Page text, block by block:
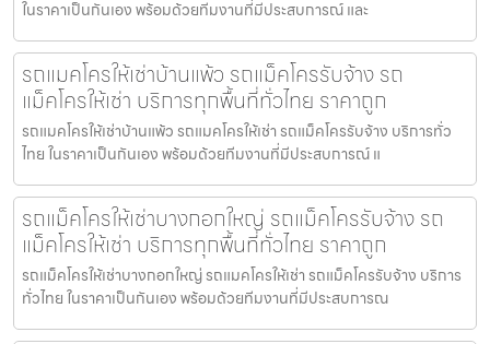
ในราคาเป็นกันเอง พร้อมด้วยทีมงานที่มีประสบการณ์ และ
รถแมคโครให้เช่าบ้านแพ้ว รถแม็คโครรับจ้าง รถ
แม็คโครให้เช่า บริการทุกพื้นที่ทั่วไทย ราคาถูก
รถแมคโครให้เช่าบ้านแพ้ว รถแมคโครให้เช่า รถแม็คโครรับจ้าง บริการทั่ว
ไทย ในราคาเป็นกันเอง พร้อมด้วยทีมงานที่มีประสบการณ์ แ
รถแม็คโครให้เช่าบางกอกใหญ่ รถแม็คโครรับจ้าง รถ
แม็คโครให้เช่า บริการทุกพื้นที่ทั่วไทย ราคาถูก
รถแม็คโครให้เช่าบางกอกใหญ่ รถแมคโครให้เช่า รถแม็คโครรับจ้าง บริการ
ทั่วไทย ในราคาเป็นกันเอง พร้อมด้วยทีมงานที่มีประสบการณ